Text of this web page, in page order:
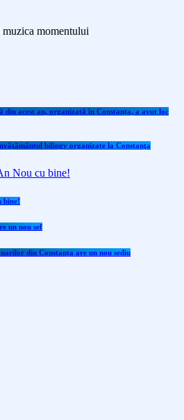
momentului
din acest an, organizată în Constanța, a avut loc
bilingv organizate la Constanţa
bine!
un nou sef
din Constanța are un nou sediu